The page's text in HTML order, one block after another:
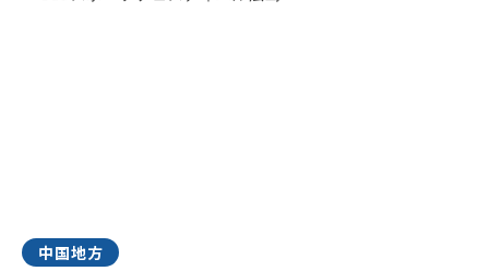
中国地方